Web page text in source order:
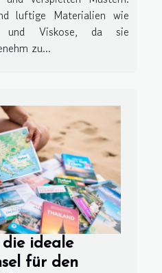
luftige Materialien wie
und Viskose, da sie
zu...
ideale
für den